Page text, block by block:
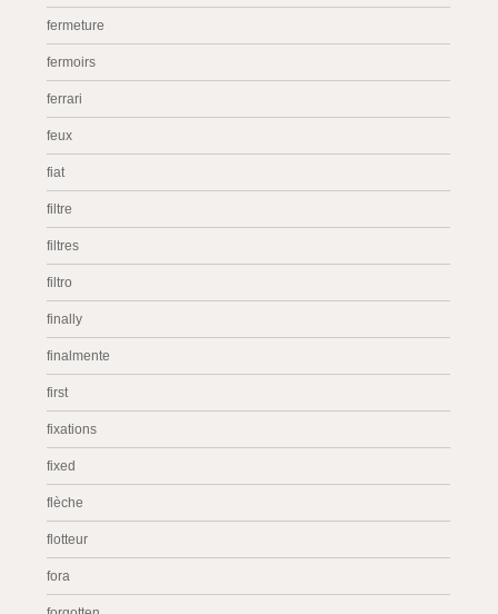
fermeture
fermoirs
ferrari
feux
fiat
filtre
filtres
filtro
finally
finalmente
first
fixations
fixed
flèche
flotteur
fora